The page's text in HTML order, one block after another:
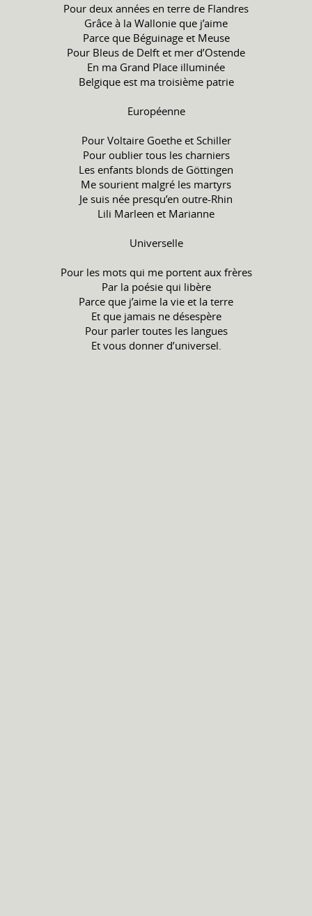
Pour deux années en terre de Flandres
Grâce à la Wallonie que j’aime
Parce que Béguinage et Meuse
Pour Bleus de Delft et mer d’Ostende
En ma Grand Place illuminée
Belgique est ma troisième patrie
Européenne
Pour Voltaire Goethe et Schiller
Pour oublier tous les charniers
Les enfants blonds de Göttingen
Me sourient malgré les martyrs
Je suis née presqu’en outre-Rhin
Lili Marleen et Marianne
Universelle
Pour les mots qui me portent aux frères
Par la poésie qui libère
Parce que j’aime la vie et la terre
Et que jamais ne désespère
Pour parler toutes les langues
Et vous donner d’universel.